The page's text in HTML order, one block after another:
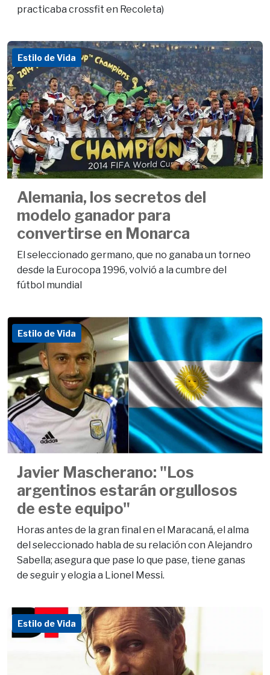
practicaba crossfit en Recoleta)
Estilo de Vida
Alemania, los secretos del
modelo ganador para
convertirse en Monarca
El seleccionado germano, que no ganaba un torneo
desde la Eurocopa 1996, volvió a la cumbre del
fútbol mundial
Estilo de Vida
Javier Mascherano: "Los
argentinos estarán orgullosos
de este equipo"
Horas antes de la gran final en el Maracaná, el alma
del seleccionado habla de su relación con Alejandro
Sabella; asegura que pase lo que pase, tiene ganas
de seguir y elogia a Lionel Messi.
Estilo de Vida